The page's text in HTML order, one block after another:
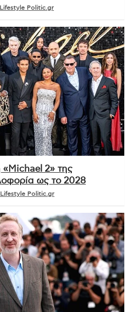
Politic.gr
«Michael 2» της
ως το 2028
Lifestyle Politic.gr